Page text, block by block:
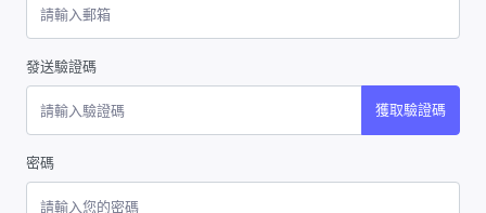
發送驗證碼
獲取驗證碼
密碼